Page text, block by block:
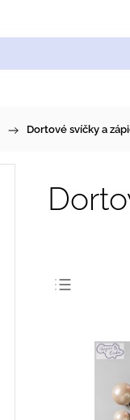
/ Dortové svíčky a
Nejdražší